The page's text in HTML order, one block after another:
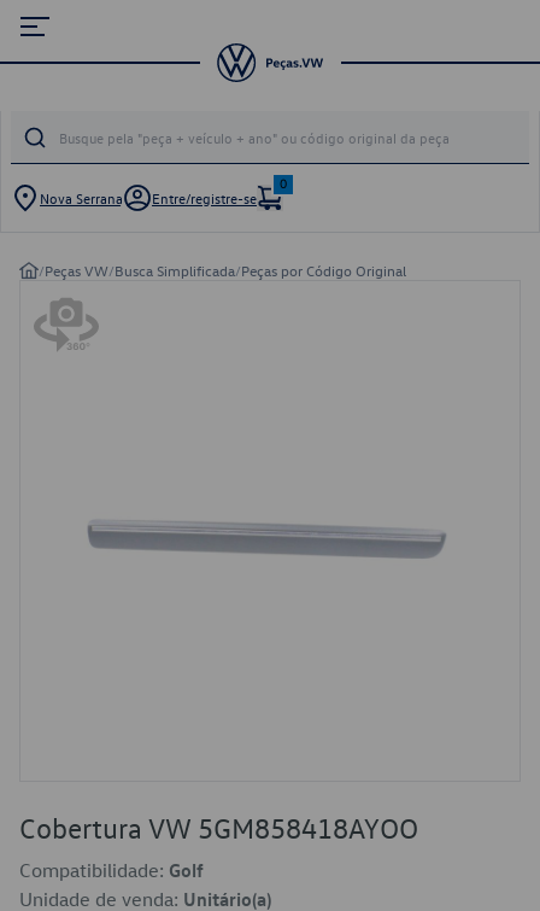
Nova Serrana Entre/registre-se
0
/Peças VW/Busca Simplificada/Peças por Código Original
Cobertura VW 5GM858418AYOO
Compatibilidade: Golf
Unidade de venda: Unitário(a)